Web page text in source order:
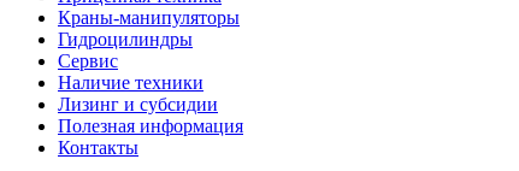
Краны-манипуляторы
Гидроцилиндры
Сервис
Наличие техники
Лизинг и субсидии
Полезная информация
Контакты